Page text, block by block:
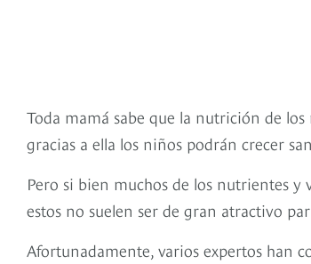
Toda mamá sabe que la nutrición de
gracias a ella los niños podrán crecer
Pero si bien muchos de los nutrientes y
estos no suelen ser de gran atractivo
Afortunadamente, varios expertos han